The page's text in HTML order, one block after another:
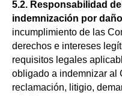
5.2. Responsabilidad
indemnización por
incumplimiento de las
derechos e intereses
requisitos legales
obligado a indemnizar al
reclamación, litigio,